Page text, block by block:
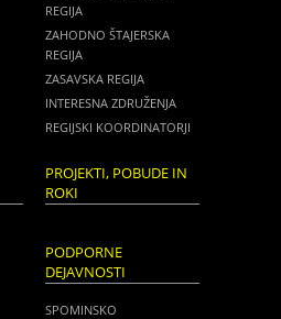
REGIJA
ZAHODNO ŠTAJERSKA
REGIJA
ZASAVSKA REGIJA
INTERESNA ZDRUŽENJA
REGIJSKI KOORDINATORJI
PROJEKTI, POBUDE IN
ROKI
PODPORNE
DEJAVNOSTI
SPOMINSKO